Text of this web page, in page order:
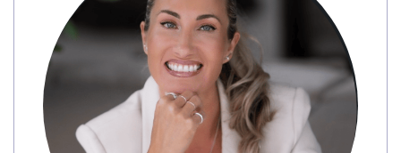
Felice Stahlie
Interieurarchitect